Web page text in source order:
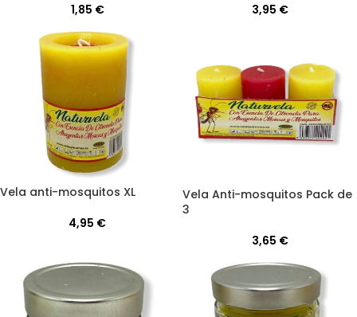
1,85 €
3,95 €
Vela anti-mosquitos XL
4,95 €
Vela Anti-mosquitos Pack de
3
3,65 €